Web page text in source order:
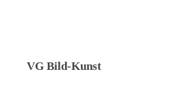
VG Bild-Kunst